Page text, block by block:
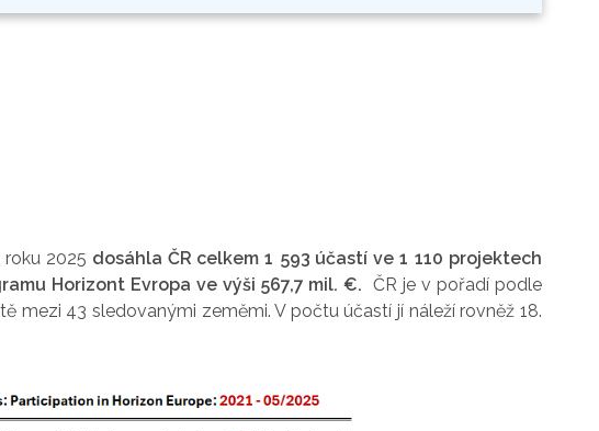
2025 dosáhla ČR celkem 1 593 účastí ve 1 110 projektech
Horizont Evropa ve výši 567,7 mil. €. ČR je v pořadí podle
mezi 43 sledovanými zeměmi. V počtu účastí jí náleží rovněž 18.